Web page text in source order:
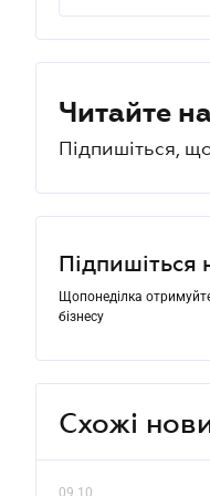
Читайте
Підпишіться,
Підпишіться
Щопонеділка
бізнесу
Схожі
09.10